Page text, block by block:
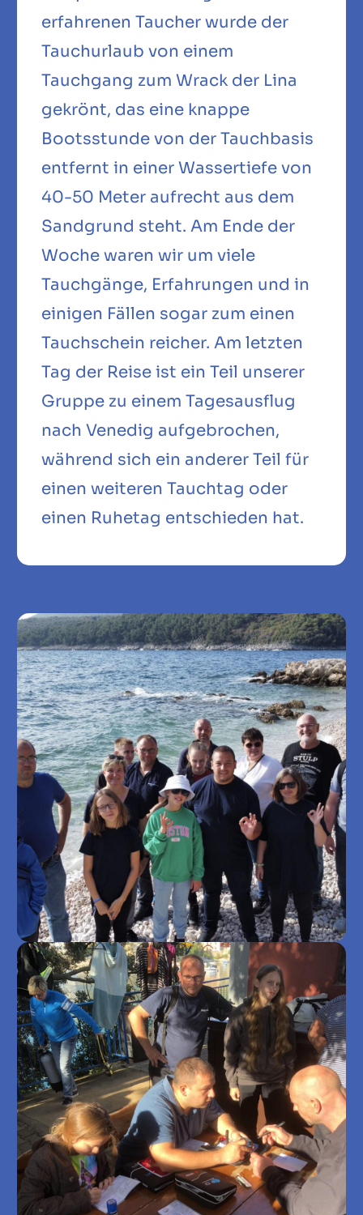
erfahrenen Taucher wurde der
Tauchurlaub von einem
Tauchgang zum Wrack der Lina
gekrönt, das eine knappe
Bootsstunde von der Tauchbasis
entfernt in einer Wassertiefe von
40-50 Meter aufrecht aus dem
Sandgrund steht. Am Ende der
Woche waren wir um viele
Tauchgänge, Erfahrungen und in
einigen Fällen sogar zum einen
Tauchschein reicher. Am letzten
Tag der Reise ist ein Teil unserer
Gruppe zu einem Tagesausflug
nach Venedig aufgebrochen,
während sich ein anderer Teil für
einen weiteren Tauchtag oder
einen Ruhetag entschieden hat.